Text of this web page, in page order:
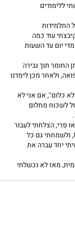
ללימודים
התלמידות
עוד כמה
מדי יום עד השעות
החומר תוך נבירה
ולאחר מכן לימדנו
כלום", אם אני לא
לשכוח מחלום
פרי, הצלחתי לעבור
את המבחן בציון נאה של 85, ולשמחתי גם כל
יחד עברה את
מאז לא נכשלתי